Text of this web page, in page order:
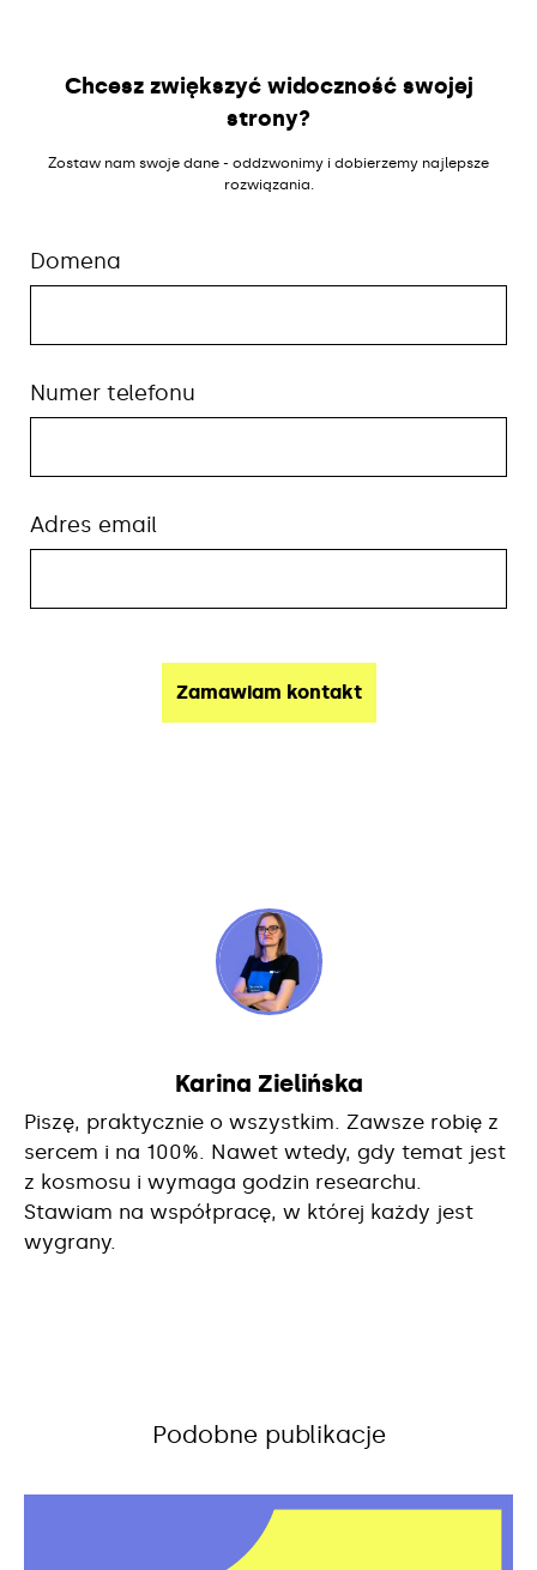
Chcesz zwiększyć widoczność swojej
strony?
Zostaw nam swoje dane - oddzwonimy i dobierzemy najlepsze
rozwiązania.
Domena
Numer telefonu
Adres email
Karina Zielińska
Piszę, praktycznie o wszystkim. Zawsze robię z
sercem i na 100%. Nawet wtedy, gdy temat jest
z kosmosu i wymaga godzin researchu.
Stawiam na współpracę, w której każdy jest
wygrany.
Podobne publikacje